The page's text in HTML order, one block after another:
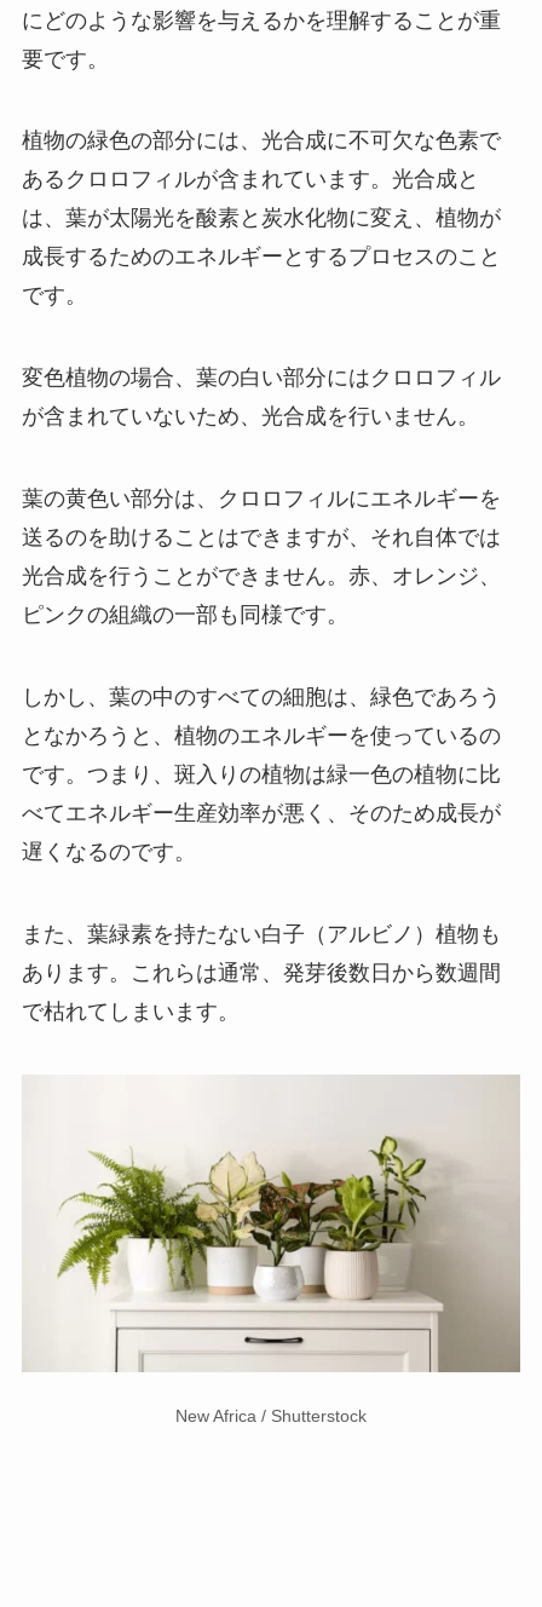
にどのような影響を与えるかを理解することが重
要です。
植物の緑色の部分には、光合成に不可欠な色素で
あるクロロフィルが含まれています。光合成と
は、葉が太陽光を酸素と炭水化物に変え、植物が
成長するためのエネルギーとするプロセスのこと
です。
変色植物の場合、葉の白い部分にはクロロフィル
が含まれていないため、光合成を行いません。
葉の黄色い部分は、クロロフィルにエネルギーを
送るのを助けることはできますが、それ自体では
光合成を行うことができません。赤、オレンジ、
ピンクの組織の一部も同様です。
しかし、葉の中のすべての細胞は、緑色であろう
となかろうと、植物のエネルギーを使っているの
です。つまり、斑入りの植物は緑一色の植物に比
べてエネルギー生産効率が悪く、そのため成長が
遅くなるのです。
また、葉緑素を持たない白子（アルビノ）植物も
あります。これらは通常、発芽後数日から数週間
で枯れてしまいます。
New Africa / Shutterstock